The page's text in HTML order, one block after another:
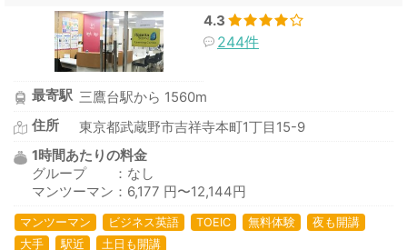
4.3
244件
最寄駅 三鷹台駅から 1560m
住所
東京都武蔵野市吉祥寺本町1丁目15-9
1時間あたりの料金
グループ ：なし
マンツーマン：6,177 円〜12,144円
マンツーマン ビジネス英語 TOEIC 無料体験
夜も開講
大手
駅近 土日も開講